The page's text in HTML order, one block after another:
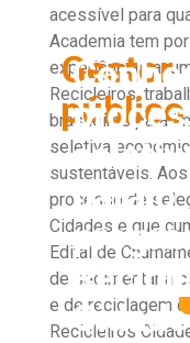
para o
Gestor
público
acessível para
Academia tem
experiências
Recicleiros,
brasileiras para
seletiva
sustentáveis.
processo de
Cidades e que
Edital de
de sedimentar a
e de reciclagem
Recicleiros